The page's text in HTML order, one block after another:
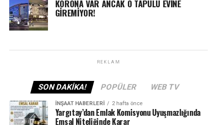
KORONA VAR ANCAK O TAPULU EVİNE
GİREMİYOR!
REKLAM
SON DAKIKA! POPÜLER WEB TV
İNŞAAT HABERLERI 2 hafta önce
Yargıtay’dan Emlak Komisyonu Uyuşmazlığında
Emsal Niteliğinde Karar